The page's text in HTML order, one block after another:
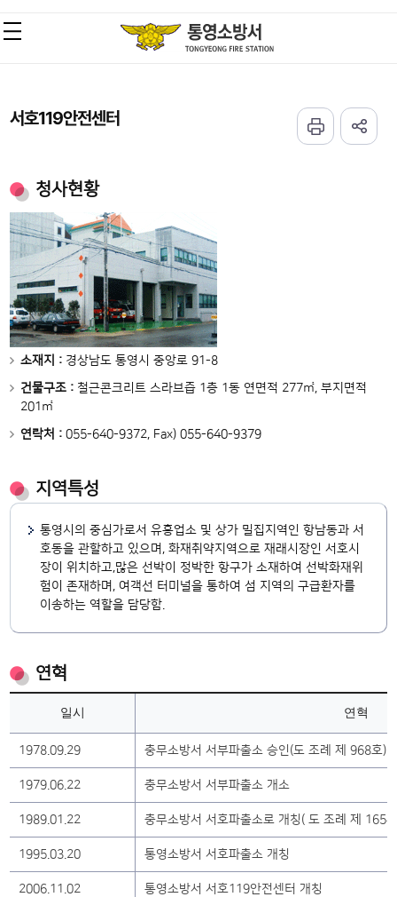
서호119안전센터
청사현황
소재지 : 경상남도 통영시 중앙로 91-8
건물구조 : 철근콘크리트 스라브즙 1층 1동 연면적 277㎡, 부지면적
201㎡
연락처 : 055-640-9372, Fax) 055-640-9379
지역특성
통영시의 중심가로서 유흥업소 및 상가 밀집지역인 항남동과 서
호동을 관할하고 있으며, 화재취약지역으로 재래시장인 서호시
장이 위치하고,많은 선박이 정박한 항구가 소재하여 선박화재위
험이 존재하며, 여객선 터미널을 통하여 섬 지역의 구급환자를
이송하는 역할을 담당함.
연혁
일시 연혁
1978.09.29 충무소방서 서부파출소 승인(도 조례 제 968호)
1979.06.22 충무소방서 서부파출소 개소
1989.01.22 충무소방서 서호파출소로 개칭( 도 조례 제 1654
1995.03.20 통영소방서 서호파출소 개칭
2006.11.02 통영소방서 서호119안전센터 개칭